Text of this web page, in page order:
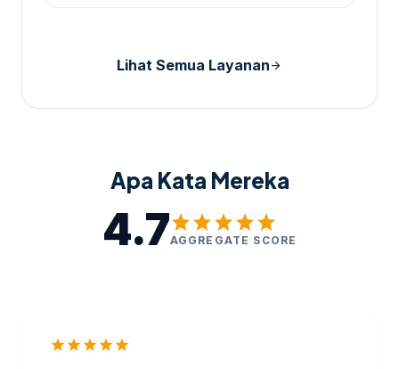
Lihat Semua Layananarrow_forward
Apa Kata Mereka
4.7starstarstarstarstar
AGGREGATE SCORE
starstarstarstarstar